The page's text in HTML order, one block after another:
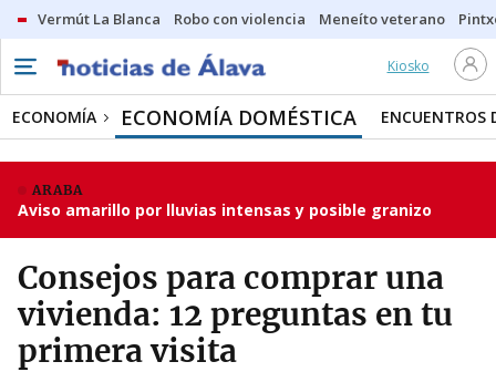
Vermút La Blanca Robo con violencia Meneíto veterano
Kiosko
ECONOMÍA ECONOMÍA DOMÉSTICA ENCUENTROS
ARABA
Aviso amarillo por lluvias intensas y posible granizo
Consejos para comprar una
vivienda: 12 preguntas en tu
primera visita